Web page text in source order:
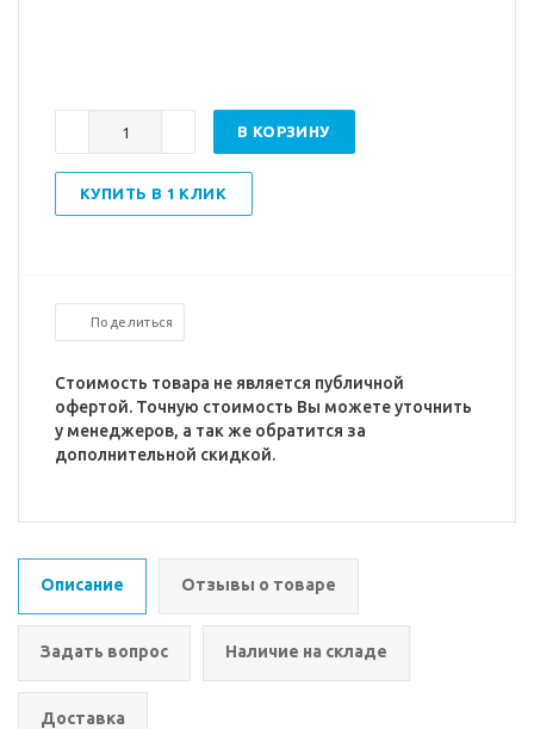
В КОРЗИНУ
КУПИТЬ В 1 КЛИК
Поделиться
Стоимость товара не является публичной
офертой. Точную стоимость Вы можете уточнить
у менеджеров, а так же обратится за
дополнительной скидкой.
Описание Отзывы о товаре
Задать вопрос Наличие на складе
Доставка